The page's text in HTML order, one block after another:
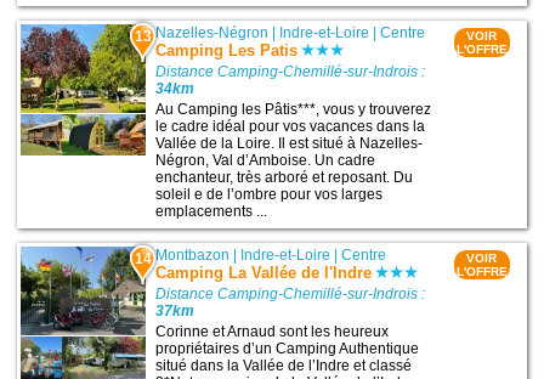
13 Nazelles-Négron Indre-et-Loire |Centre
Camping Les Patis
Distance Camping-Chemillé-sur-Indrois :
34km
Au Camping les Pâtis***, vous y trouverez
le cadre idéal pour vos vacances dans la
Vallée de la Loire. Il est situé à Nazelles-
Négron, Val d’Amboise. Un cadre
enchanteur, très arboré et reposant. Du
soleil e de l’ombre pour vos larges
emplacements ...
VOIR
L'OFFRE
14 Montbazon Indre-et-Loire |Centre
Camping La Vallée de l'Indre
Distance Camping-Chemillé-sur-Indrois :
37km
Corinne et Arnaud sont les heureux
propriétaires d’un Camping Authentique
situé dans la Vallée de l’Indre et classé
VOIR
L'OFFRE